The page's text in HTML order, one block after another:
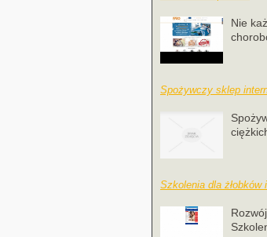
Nie
Spożywczy sklep
Szkolenia dla żłobków